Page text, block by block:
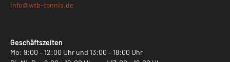
info@wtb-tennis.de
Geschäftszeiten
Mo: 9:00 – 12:00 Uhr und 13:00 – 18:00 Uhr